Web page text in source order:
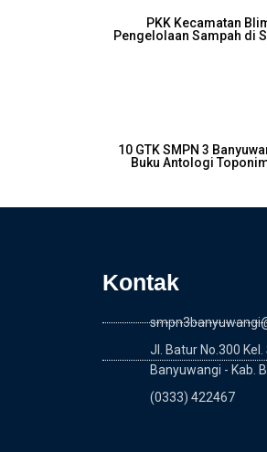
PKK Kecamatan
Pengelolaan Sampah di
10 GTK SMPN 3
Buku Antologi
Kontak
Jl. Batur No.300
Banyuwangi - Kab.
(0333) 422467